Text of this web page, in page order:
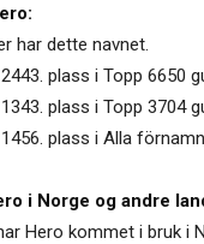
har dette navnet.
plass i Topp 6650
plass i Topp 3704
plass i Alla
i Norge og andre
Hero kommet i bruk i